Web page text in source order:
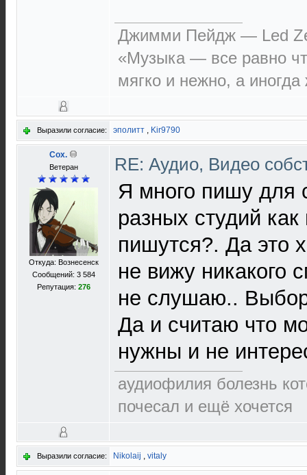
Джимми Пейдж — Led
«Музыка — все равно
мягко и нежно, а иногда
Выразили согласие: эполитт , Kir9790
Cox.
Ветеран
Откуда: Вознесенск
Сообщений: 3 584
Репутация: 276
RE: Аудио, Видео
Я много пишу для
разных студий
пишутся?. Да это
не вижу никакого
не слушаю..
Да и считаю что
нужны и не
аудиофилия болезнь
почесал и ещё хочется
Выразили согласие: Nikolaij , vitaly